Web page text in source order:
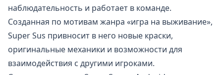
наблюдательность и работает в команде.
Созданная по мотивам жанра «игра на выживание»,
Super Sus привносит в него новые краски,
оригинальные механики и возможности для
взаимодействия с другими игроками.